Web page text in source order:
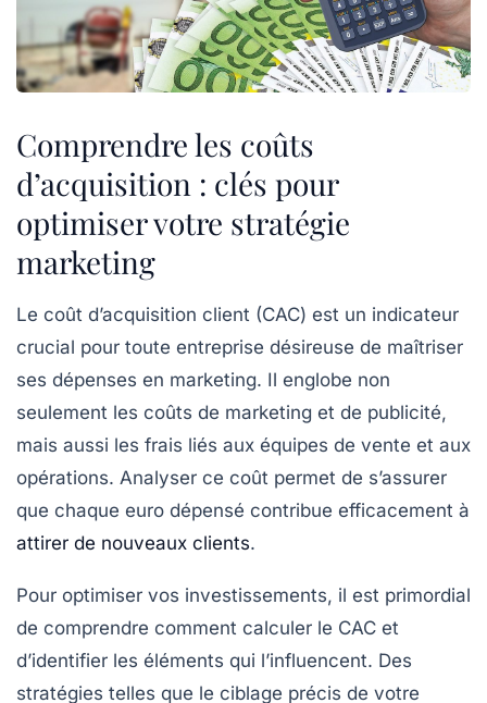
Comprendre les coûts
d’acquisition : clés pour
optimiser votre stratégie
marketing
Le coût d’acquisition client (CAC) est un indicateur
crucial pour toute entreprise désireuse de maîtriser
ses dépenses en marketing. Il englobe non
seulement les coûts de marketing et de publicité,
mais aussi les frais liés aux équipes de vente et aux
opérations. Analyser ce coût permet de s’assurer
que chaque euro dépensé contribue efficacement à
attirer de nouveaux clients.
Pour optimiser vos investissements, il est primordial
de comprendre comment calculer le CAC et
d’identifier les éléments qui l’influencent. Des
stratégies telles que le ciblage précis de votre